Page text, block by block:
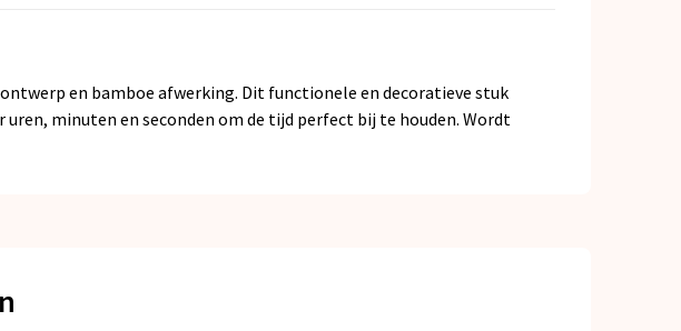
en bamboe afwerking. Dit functionele en decoratieve stuk
minuten en seconden om de tijd perfect bij te houden. Wordt